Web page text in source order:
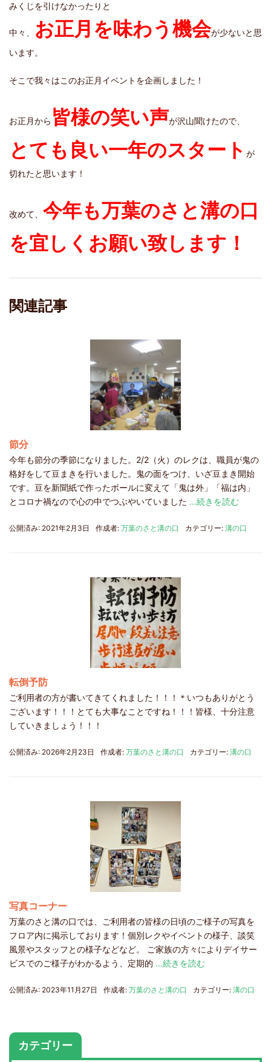
みくじを引けなかったりと
中々、 お正月を味わう機会が少ないと思
います。
そこで我々はこのお正月イベントを企画しました！
お正月から 皆様の笑い声が沢山聞けたので、
とても良い一年のスタート が
切れたと思います！
改めて、 今年も万葉のさと溝の口
を宜しくお願い致します！
関連記事
節分
今年も節分の季節になりました。2/2（火）のレクは、職員が鬼の
格好をして豆まきを行いました。鬼の面をつけ、いざ豆まき開始
です。豆を新聞紙で作ったボールに変えて「鬼は外」「福は内」
とコロナ禍なので心の中でつぶやいていました …続きを読む
公開済み: 2021年2月3日 作成者: 万葉のさと溝の口 カテゴリー: 溝の口
転倒予防
ご利用者の方が書いてきてくれました！！！＊いつもありがとう
ございます！！！とても大事なことですね！！！皆様、十分注意
していきましょう！！！
公開済み: 2026年2月23日 作成者: 万葉のさと溝の口 カテゴリー: 溝の口
写真コーナー
万葉のさと溝の口では、ご利用者の皆様の日頃のご様子の写真を
フロア内に掲示しております！個別レクやイベントの様子、談笑
風景やスタッフとの様子などなど。 ご家族の方々によりデイサー
ビスでのご様子がわかるよう、定期的 …続きを読む
公開済み: 2023年11月27日 作成者: 万葉のさと溝の口 カテゴリー: 溝の口
カテゴリー